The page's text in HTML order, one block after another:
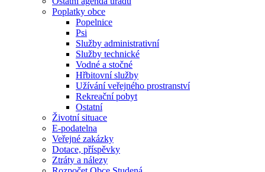
Poplatky obce
Popelnice
Psi
Služby administrativní
Služby technické
Vodné a stočné
Hřbitovní služby
Užívání veřejného prostranství
Rekreační pobyt
Ostatní
Životní situace
E-podatelna
Veřejné zakázky
Dotace, příspěvky
Ztráty a nálezy